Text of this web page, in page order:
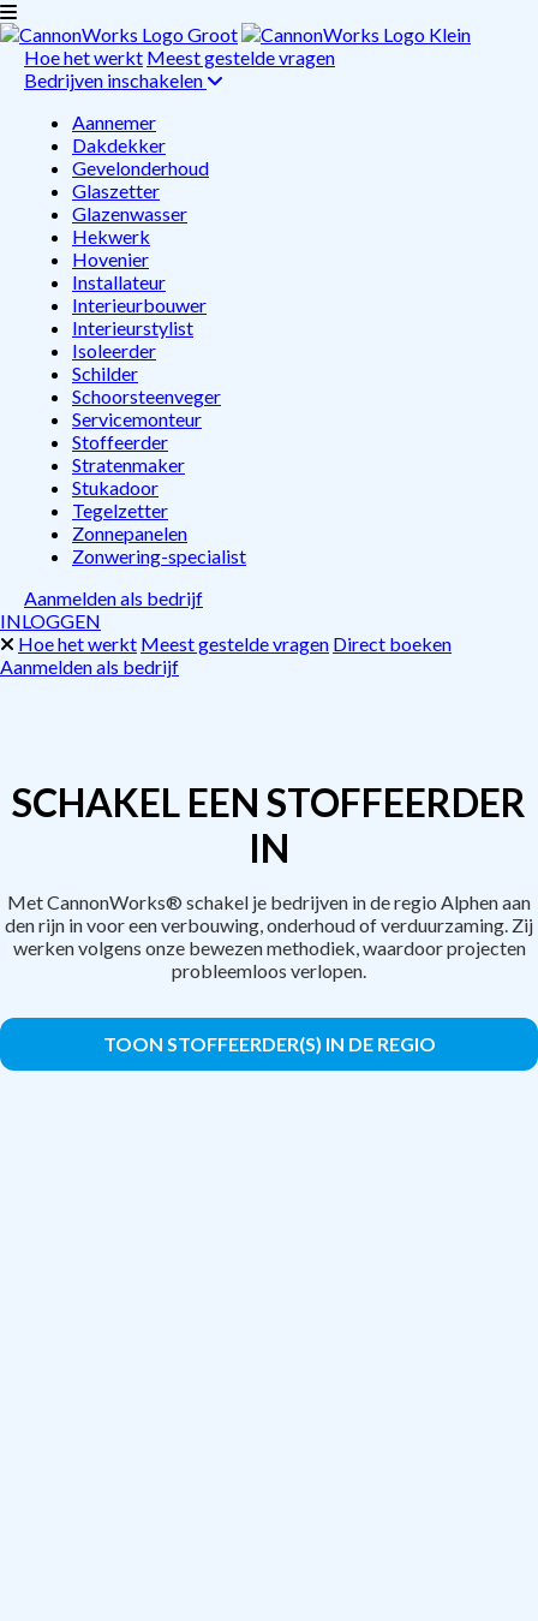
Hoe het werkt Meest gestelde vragen
Bedrijven inschakelen
Aannemer
Dakdekker
Gevelonderhoud
Glaszetter
Glazenwasser
Hekwerk
Hovenier
Installateur
Interieurbouwer
Interieurstylist
Isoleerder
Schilder
Schoorsteenveger
Servicemonteur
Stoffeerder
Stratenmaker
Stukadoor
Tegelzetter
Zonnepanelen
Zonwering-specialist
Aanmelden als bedrijf
INLOGGEN
Hoe het werkt Meest gestelde vragen Direct boeken
Aanmelden als bedrijf
SCHAKEL EEN STOFFEERDER
IN
Met CannonWorks® schakel je bedrijven in de regio Alphen aan
den rijn in voor een verbouwing, onderhoud of verduurzaming. Zij
werken volgens onze bewezen methodiek, waardoor projecten
probleemloos verlopen.
TOON STOFFEERDER(S) IN DE REGIO